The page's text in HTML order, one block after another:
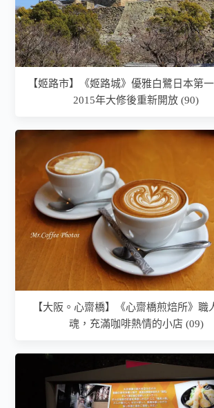
【姬路市】《姬路城》優雅白鷺日本第一
2015年大修後重新開放 (90)
【大阪。心齋橋】《心齋橋煎焙所》職
魂，充滿咖啡熱情的小店 (09)